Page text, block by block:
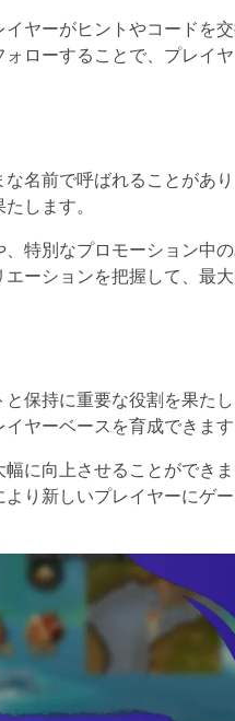
ヤーがヒントやコードを
ローすることで、プレイ
名前で呼ばれることがあ
します。
特別なプロモーション中
ーションを把握して、最
保持に重要な役割を果た
ヤーベースを育成できます
に向上させることができま
り新しいプレイヤーにゲ